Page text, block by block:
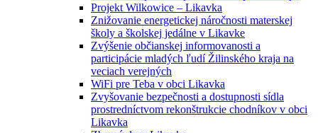
Projekt Wilkowice – Likavka
Znižovanie energetickej náročnosti materskej
školy a školskej jedálne v Likavke
Zvýšenie občianskej informovanosti a
participácie mladých ľudí Žilinského kraja na
veciach verejných
WiFi pre Teba v obci Likavka
Zvyšovanie bezpečnosti a dostupnosti sídla
prostredníctvom rekonštrukcie chodníkov v obci
Likavka